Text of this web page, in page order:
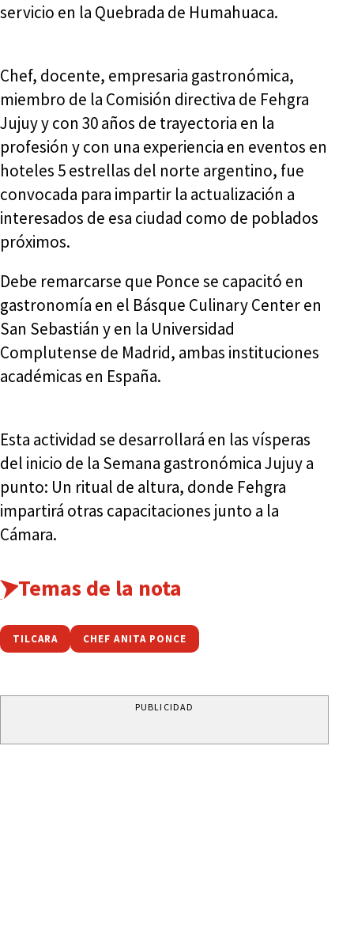
servicio en la Quebrada de Humahuaca.
Chef, docente, empresaria gastronómica,
miembro de la Comisión directiva de Fehgra
Jujuy y con 30 años de trayectoria en la
profesión y con una experiencia en eventos en
hoteles 5 estrellas del norte argentino, fue
convocada para impartir la actualización a
interesados de esa ciudad como de poblados
próximos.
Debe remarcarse que Ponce se capacitó en
gastronomía en el Básque Culinary Center en
San Sebastián y en la Universidad
Complutense de Madrid, ambas instituciones
académicas en España.
Esta actividad se desarrollará en las vísperas
del inicio de la Semana gastronómica Jujuy a
punto: Un ritual de altura, donde Fehgra
impartirá otras capacitaciones junto a la
Cámara.
Temas de la nota
TILCARA CHEF ANITA PONCE
PUBLICIDAD